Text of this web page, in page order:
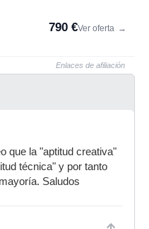
790 €Ver oferta →
Enlaces de afiliación
que la "aptitud creativa"
técnica" y por tanto
Saludos